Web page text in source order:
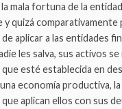
mala fortuna de la
quizá comparativamente
aplicar a las entidades
les salva, sus activos
esté establecida en
economía productiva,
aplican ellos con sus